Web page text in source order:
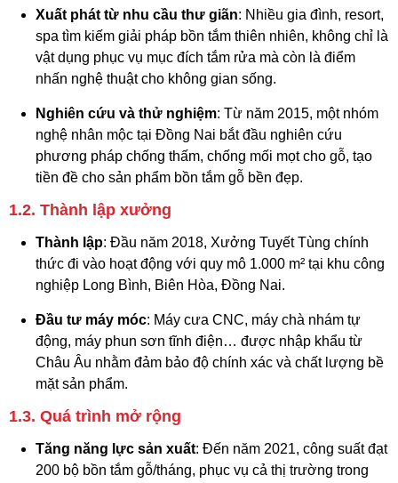
Xuất phát từ nhu cầu thư giãn: Nhiều gia đình, resort,
spa tìm kiếm giải pháp bồn tắm thiên nhiên, không chỉ là
vật dụng phục vụ mục đích tắm rửa mà còn là điểm
nhấn nghệ thuật cho không gian sống.
Nghiên cứu và thử nghiệm: Từ năm 2015, một nhóm
nghệ nhân mộc tại Đồng Nai bắt đầu nghiên cứu
phương pháp chống thấm, chống mối mọt cho gỗ, tạo
tiền đề cho sản phẩm bồn tắm gỗ bền đẹp.
1.2. Thành lập xưởng
Thành lập: Đầu năm 2018, Xưởng Tuyết Tùng chính
thức đi vào hoạt động với quy mô 1.000 m² tại khu công
nghiệp Long Bình, Biên Hòa, Đồng Nai.
Đầu tư máy móc: Máy cưa CNC, máy chà nhám tự
động, máy phun sơn tĩnh điện… được nhập khẩu từ
Châu Âu nhằm đảm bảo độ chính xác và chất lượng bề
mặt sản phẩm.
1.3. Quá trình mở rộng
Tăng năng lực sản xuất: Đến năm 2021, công suất đạt
200 bộ bồn tắm gỗ/tháng, phục vụ cả thị trường trong